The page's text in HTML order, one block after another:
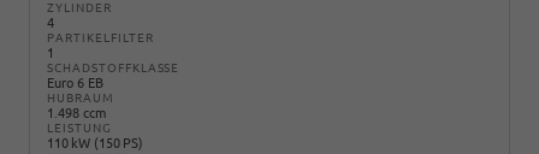
ZYLINDER
4
PARTIKELFILTER
1
SCHADSTOFFKLASSE
Euro 6 EB
HUBRAUM
1.498 ccm
LEISTUNG
110 kW (150 PS)